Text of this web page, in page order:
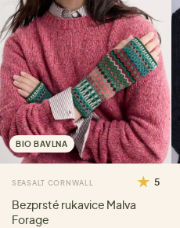
BIO BAVLNA
SEASALT CORNWALL 5
Bezprsté rukavice Malva
Forage